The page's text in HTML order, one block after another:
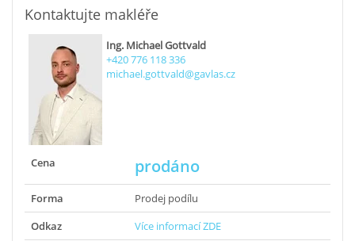
Kontaktujte makléře
Ing. Michael Gottvald
+420 776 118 336
michael.gottvald@gavlas.cz
Cena prodáno
Forma
Prodej podílu
Odkaz
Více informací ZDE